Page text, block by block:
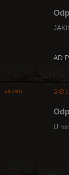
AD
Arcon
U